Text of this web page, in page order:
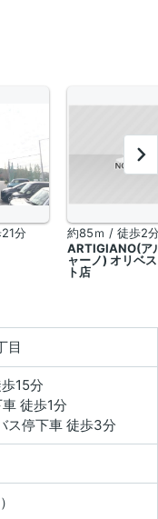
分
約85ｍ / 徒歩2
ARTIGIANO(ア
ャーノ) オリベ
ト店
目
15分
徒歩1分
ス停下車 徒歩3分